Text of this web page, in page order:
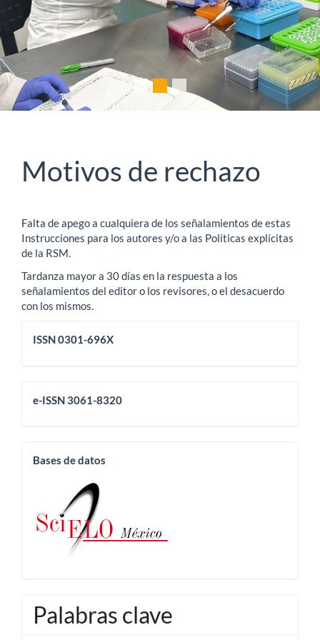
Motivos de rechazo
Falta de apego a cualquiera de los señalamientos de estas
Instrucciones para los autores y/o a las Políticas explícitas
de la RSM.
Tardanza mayor a 30 días en la respuesta a los
señalamientos del editor o los revisores, o el desacuerdo
con los mismos.
issn
ISSN 0301-696X
eissn
e-ISSN 3061-8320
base
Bases de datos
Palabras clave